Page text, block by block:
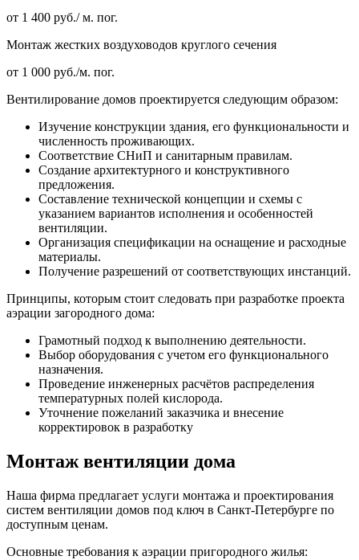
от 1 400 руб./ м. пог.
Монтаж жестких воздуховодов круглого сечения
от 1 000 руб./м. пог.
Вентилирование домов проектируется следующим образом:
Изучение конструкции здания, его функциональности и
численность проживающих.
Соответствие СНиП и санитарным правилам.
Создание архитектурного и конструктивного
предложения.
Составление технической концепции и схемы с
указанием вариантов исполнения и особенностей
вентиляции.
Организация спецификации на оснащение и расходные
материалы.
Получение разрешений от соответствующих инстанций.
Принципы, которым стоит следовать при разработке проекта
аэрации загородного дома:
Грамотный подход к выполнению деятельности.
Выбор оборудования с учетом его функционального
назначения.
Проведение инженерных расчётов распределения
температурных полей кислорода.
Уточнение пожеланий заказчика и внесение
корректировок в разработку
Монтаж вентиляции дома
Наша фирма предлагает услуги монтажа и проектирования
систем вентиляции домов под ключ в Санкт-Петербурге по
доступным ценам.
Основные требования к аэрации пригородного жилья: